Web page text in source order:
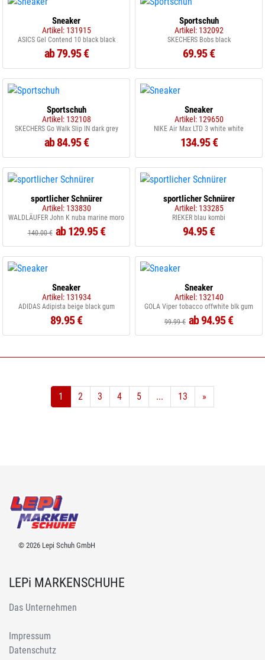
Sneaker
Artikel: 131915
ASICS Gel Contend 10 black black
ab 79.95 €
Sportschuh
Artikel: 132092
SKECHERS Bobs black
69.95 €
Sportschuh
Artikel: 132108
SKECHERS Go Walk Slip IN dark grey
ab 84.95 €
Sneaker
Artikel: 129650
NIKE Air Max LTD 3 white white
134.95 €
sportlicher Schnürer
Artikel: 133830
WALDLÄUFER John K nuba marine moro
140.00 € ab 129.95 €
sportlicher Schnürer
Artikel: 133285
RIEKER blau kombi
94.95 €
Sneaker
Artikel: 131934
ADIDAS Adipista beige black gum
89.95 €
Sneaker
Artikel: 132140
GOLA Viper tobacco offwhite blk gum
99.99 € ab 94.95 €
1 2 3 4 5 ... 13 »
© 2026 Lepi Schuh GmbH
LEPi MARKENSCHUHE
Das Unternehmen
Impressum
Datenschutz